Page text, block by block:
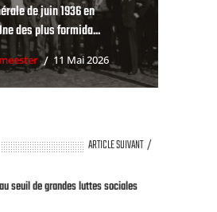
de juin 1936 en
des plus formida...
11 Mai 2026
ARTICLE SUIVANT
seuil de grandes luttes sociales